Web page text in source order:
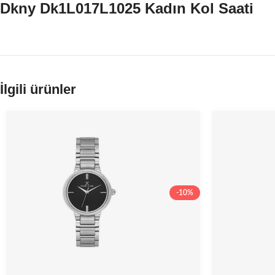
Dkny Dk1L017L1025 Kadın Kol Saati
İlgili ürünler
-10%